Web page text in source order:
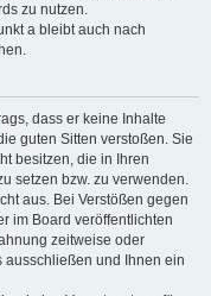
zu nutzen.
a bleibt auch nach
dass er keine Inhalte
guten Sitten verstoßen. Sie
besitzen, die in Ihren
setzen bzw. zu verwenden.
aus. Bei Verstößen gegen
im Board veröffentlichten
zeitweise oder
ausschließen und Ihnen ein